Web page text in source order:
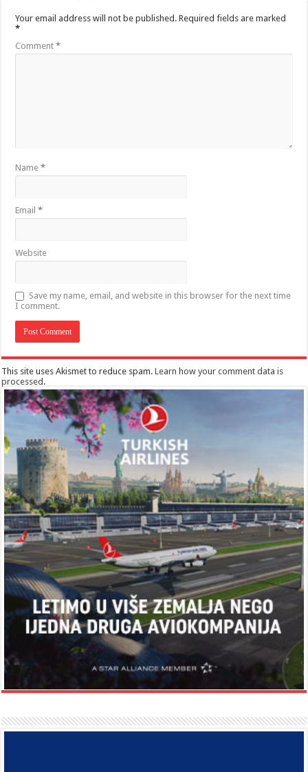
Your email address will not be published. Required fields are marked
*
Comment*
Name*
Email*
Website
Save my name, email, and website in this browser for the next time
I comment.
This site uses Akismet to reduce spam.Learn how your comment data is
processed .